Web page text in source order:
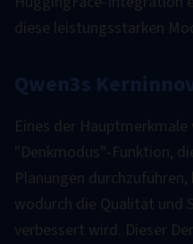
diese leistungsstarken
Qwen3s
Eines der
"Denkmodus"-Funktion,
Planungen
wodurch die Qualität und
verbessert wird. Dieser